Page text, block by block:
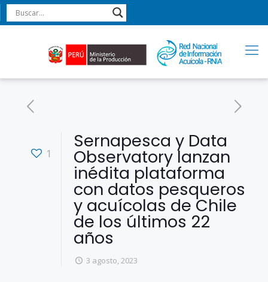
1
Sernapesca y Data
Observatory lanzan
inédita plataforma
con datos pesqueros
y acuícolas de Chile
de los últimos 22
años
3 agosto, 2023